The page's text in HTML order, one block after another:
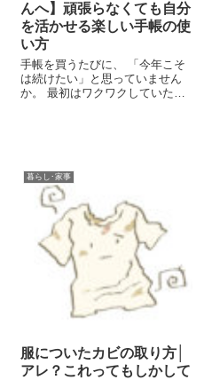
んへ】頑張らなくても自分
を活かせる楽しい手帳の使
い方
手帳を買うたびに、 「今年こそ
は続けたい」と思っていません
か。 最初はワクワクしていたの
しま...
暮らし･家事
服についたカビの取り方│
アレ？これってもしかして